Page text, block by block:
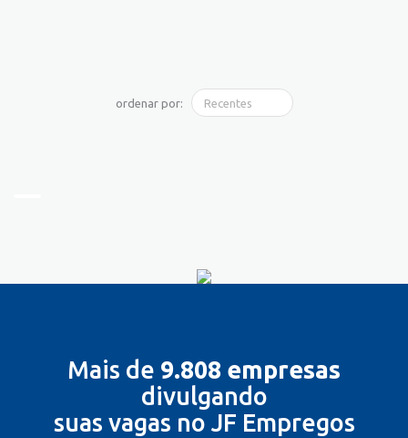
ordenar por:
Mais de 9.808 empresas
divulgando
suas vagas no JF Empregos